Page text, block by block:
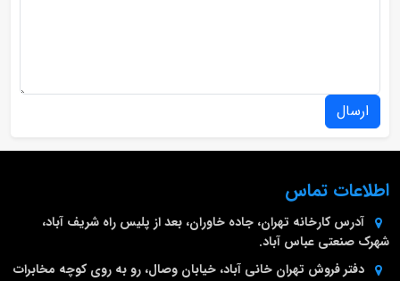
ارسال
اطلاعات تماس
آدرس کارخانه تهران، جاده خاوران، بعد از پلیس راه شریف آباد،
شهرک صنعتی عباس آباد.
دفتر فروش تهران خانی آباد، خیابان وصال، رو به روی کوچه مخابرات